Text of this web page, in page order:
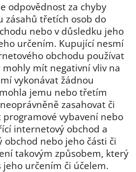
odpovědnost za chyby
zásahů třetích osob do
nebo v důsledku jeho
určením. Kupující nesmí
obchodu používat
mít negativní vliv na
vykonávat žádnou
jemu nebo třetím
zasahovat či
vybavení nebo
internetový obchod a
nebo jeho části či
takovým způsobem, který
jeho určením či účelem.